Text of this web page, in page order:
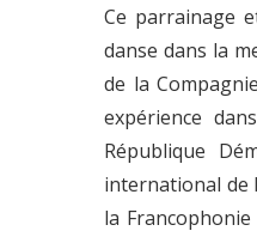
Ce parrainage
danse dans la
de la
expérience
République
international de
la